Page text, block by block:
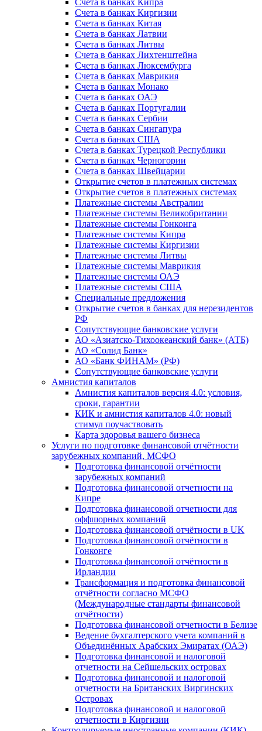
Счета в банках Кипра
Счета в банках Киргизии
Счета в банках Китая
Счета в банках Латвии
Счета в банках Литвы
Счета в банках Лихтенштейна
Счета в банках Люксембурга
Счета в банках Маврикия
Счета в банках Монако
Счета в банках ОАЭ
Счета в банках Португалии
Счета в банках Сербии
Счета в банках Сингапура
Счета в банках США
Счета в банках Турецкой Республики
Счета в банках Черногории
Счета в банках Швейцарии
Открытие счетов в платежных системах
Открытие счетов в платежных системах
Платежные системы Австралии
Платежные системы Великобритании
Платежные системы Гонконга
Платежные системы Кипра
Платежные системы Киргизии
Платежные системы Литвы
Платежные системы Маврикия
Платежные системы ОАЭ
Платежные системы США
Специальные предложения
Открытие счетов в банках для нерезидентов
РФ
Сопутствующие банковские услуги
АО «Азиатско-Тихоокеанский банк» (АТБ)
АО «Солид Банк»
АО «Банк ФИНАМ» (РФ)
Сопутствующие банковские услуги
Амнистия капиталов
Амнистия капиталов версия 4.0: условия,
сроки, гарантии
КИК и амнистия капиталов 4.0: новый
стимул поучаствовать
Карта здоровья вашего бизнеса
Услуги по подготовке финансовой отчётности
зарубежных компаний, МСФО
Подготовка финансовой отчётности
зарубежных компаний
Подготовка финансовой отчетности на
Кипре
Подготовка финансовой отчетности для
оффшорных компаний
Подготовка финансовой отчётности в UK
Подготовка финансовой отчётности в
Гонконге
Подготовка финансовой отчётности в
Ирландии
Трансформация и подготовка финансовой
отчётности согласно МСФО
(Международные стандарты финансовой
отчётности)
Подготовка финансовой отчетности в Белизе
Ведение бухгалтерского учета компаний в
Объединённых Арабских Эмиратах (ОАЭ)
Подготовка финансовой и налоговой
отчетности на Сейшельских островах
Подготовка финансовой и налоговой
отчетности на Британских Виргинских
Островах
Подготовка финансовой и налоговой
отчетности в Киргизии